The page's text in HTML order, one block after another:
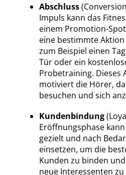
Abschluss
Impuls kann das
einem Promotion-
eine bestimmte
zum Beispiel einen
Tür oder ein
Probetraining. Dieses
motiviert die Hörer,
besuchen und sich
Kundenbindung
Eröffnungsphase
gezielt und nach
einsetzen, um die
Kunden zu binden
neue Interessenten